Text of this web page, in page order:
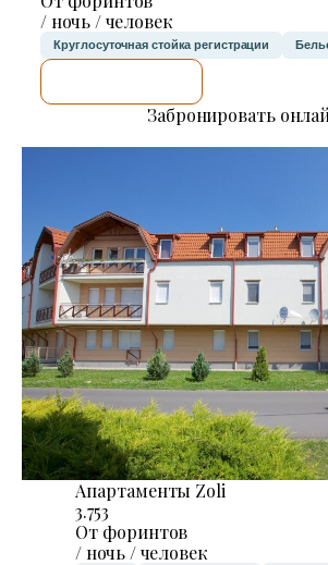
/ ночь / человек
Круглосуточная стойка регистрации
Забронировать
Апартаменты Zoli
3.753
От форинтов
/ ночь / человек